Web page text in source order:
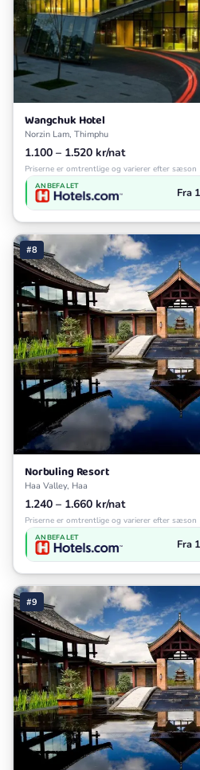
Wangchuk Hotel
Norzin Lam, Thimphu
1.100 – 1.520 kr/nat
Priserne er omtrentlige og varierer efter sæson
ANBEFALET Fra
#8
Norbuling Resort
Haa Valley, Haa
1.240 – 1.660 kr/nat
Priserne er omtrentlige og varierer efter sæson
ANBEFALET Fra
#9